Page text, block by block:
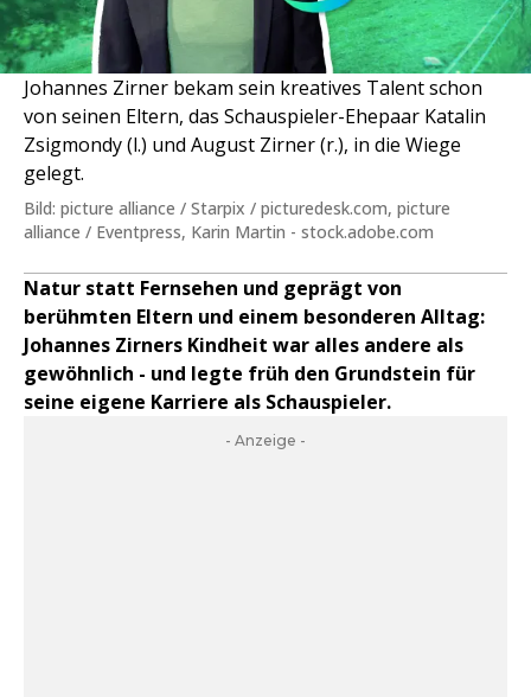
Johannes Zirner bekam sein kreatives Talent schon
von seinen Eltern, das Schauspieler-Ehepaar Katalin
Zsigmondy (l.) und August Zirner (r.), in die Wiege
gelegt.
Bild: picture alliance / Starpix / picturedesk.com, picture
alliance / Eventpress, Karin Martin - stock.adobe.com
Natur statt Fernsehen und geprägt von
berühmten Eltern und einem besonderen Alltag:
Johannes Zirners Kindheit war alles andere als
gewöhnlich - und legte früh den Grundstein für
seine eigene Karriere als Schauspieler.
- Anzeige -